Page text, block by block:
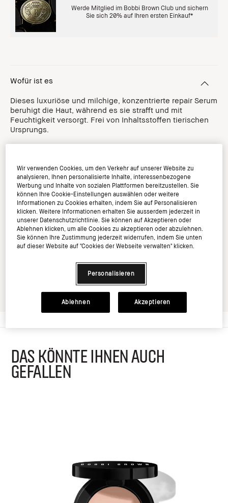
Werde Mitglied im Bobbi Brown Club und sichern
Sie sich 20% auf Ihren ersten Einkauf*
Wofür ist es
Dieses luxuriöse und milchige, konzentrierte repair Serum
beruhigt die Haut, während es sie strafft und mit
Feuchtigkeit versorgt. Frei von Inhaltsstoffen tierischen
Ursprungs.
VORTEILE UND
NUTZEN
Wie verwendet man
es
DAS KÖNNTE IHNEN AUCH
GEFALLEN
Wir verwenden Cookies, um den Verkehr auf unserer Website zu
analysieren, Ihnen personalisierte Inhalte, interessenbezogene
Werbung und Inhalte von sozialen Plattformen bereitzustellen. Sie
können Ihre Cookie-Einstellungen auswählen oder weitere
Informationen zu Cookies erhalten, indem Sie auf Personalisieren
klicken. Weitere Informationen erhalten Sie ausserdem jederzeit in
unserer Datenschutzrichtlinie. Sie können auf Akzeptieren oder
Ablehnen klicken, um alle Cookies zu akzeptieren oder abzulehnen.
Sie können Ihre Zustimmung jederzeit widerrufen, indem Sie unten
auf dieser Website auf "Cookies der Webseite verwalten" klicken.
Personalisieren
Ablehnen Akzeptieren